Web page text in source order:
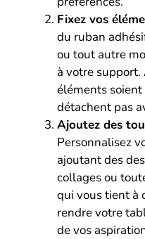
Fixez vos
du ruban
ou tout autre
à votre
éléments soient
détachent pas
Ajoutez des
Personnalisez
ajoutant des
collages ou
qui vous tient à
rendre votre
de vos